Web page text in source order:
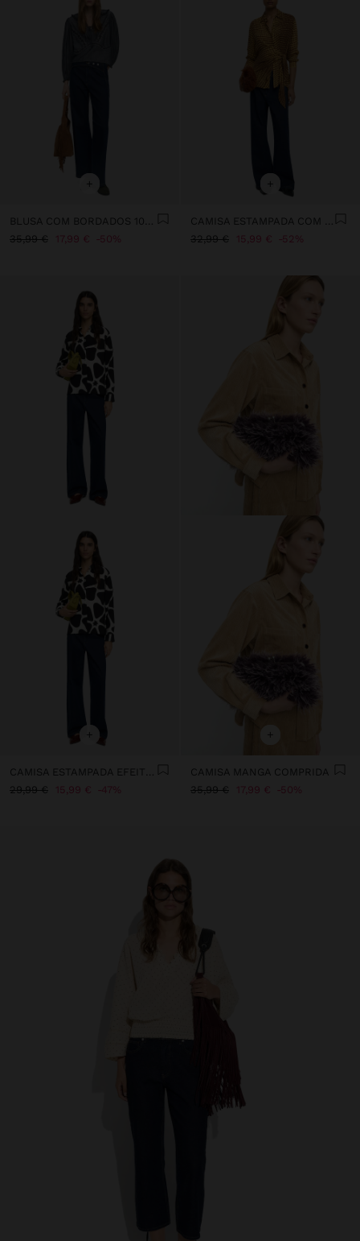
+
35,99 €
17,99 € 50%
+
32,99 €
15,99 € 52%
+
CAMISA ESTAMPADA EFEITO ENRUGADO
29,99 €
15,99 € 47%
+
CAMISA MANGA COMPRIDA
35,99 €
17,99 € 50%